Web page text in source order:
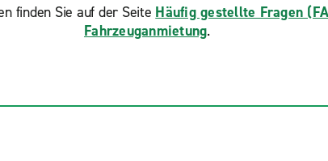
finden Sie auf der Seite Häufig gestellte Fragen
Fahrzeuganmietung.